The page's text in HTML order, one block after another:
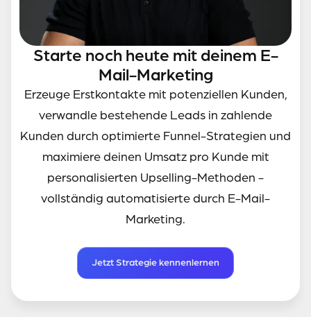
Starte noch heute mit deinem E-
Mail-Marketing
Erzeuge Erstkontakte mit potenziellen Kunden,
verwandle bestehende Leads in zahlende
Kunden durch optimierte Funnel-Strategien und
maximiere deinen Umsatz pro Kunde mit
personalisierten Upselling-Methoden -
vollständig automatisierte durch E-Mail-
Marketing.
Jetzt Strategie kennenlernen